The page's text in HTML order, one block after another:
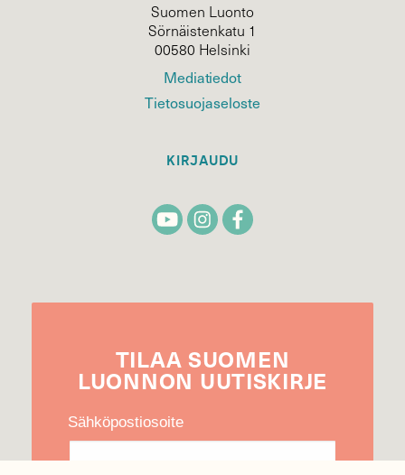
Suomen Luonto
Sörnäistenkatu 1
00580 Helsinki
Mediatiedot
Tietosuojaseloste
KIRJAUDU
TILAA SUOMEN
LUONNON UUTIS­KIRJE
Sähköpostiosoite